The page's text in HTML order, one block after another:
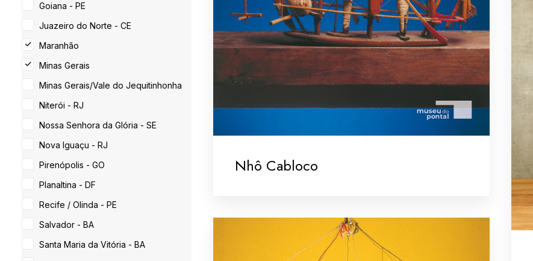
Goiana - PE
Juazeiro do Norte - CE
Maranhão
Minas Gerais
Minas Gerais/Vale do Jequitinhonha
Niterói - RJ
Nossa Senhora da Glória - SE
Nova Iguaçu - RJ
Pirenópolis - GO
Planaltina - DF
Recife / Olinda - PE
Salvador - BA
Santa Maria da Vitória - BA
Nhô Cabloco